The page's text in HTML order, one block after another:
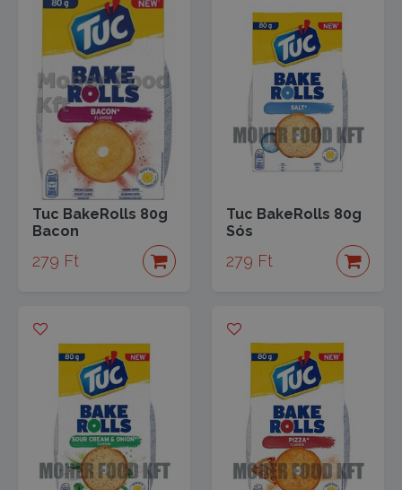
Tuc BakeRolls 80g
Bacon
279 Ft
Tuc BakeRolls 80g
Sós
279 Ft